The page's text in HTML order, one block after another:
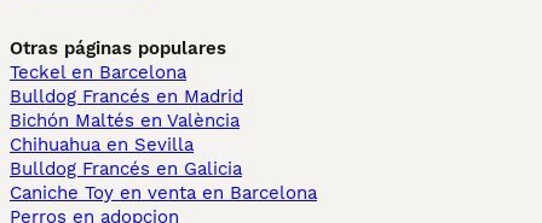
Otras páginas populares
Teckel en Barcelona
Bulldog Francés en Madrid
Bichón Maltés en València
Chihuahua en Sevilla
Bulldog Francés en Galicia
Caniche Toy en venta en Barcelona
Perros en adopcion